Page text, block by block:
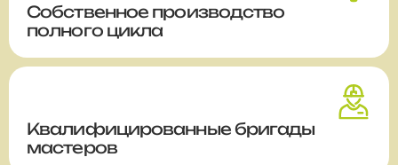
Собственное производство
полного цикла
Квалифицированные бригады
мастеров